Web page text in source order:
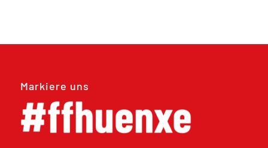
Markiere uns